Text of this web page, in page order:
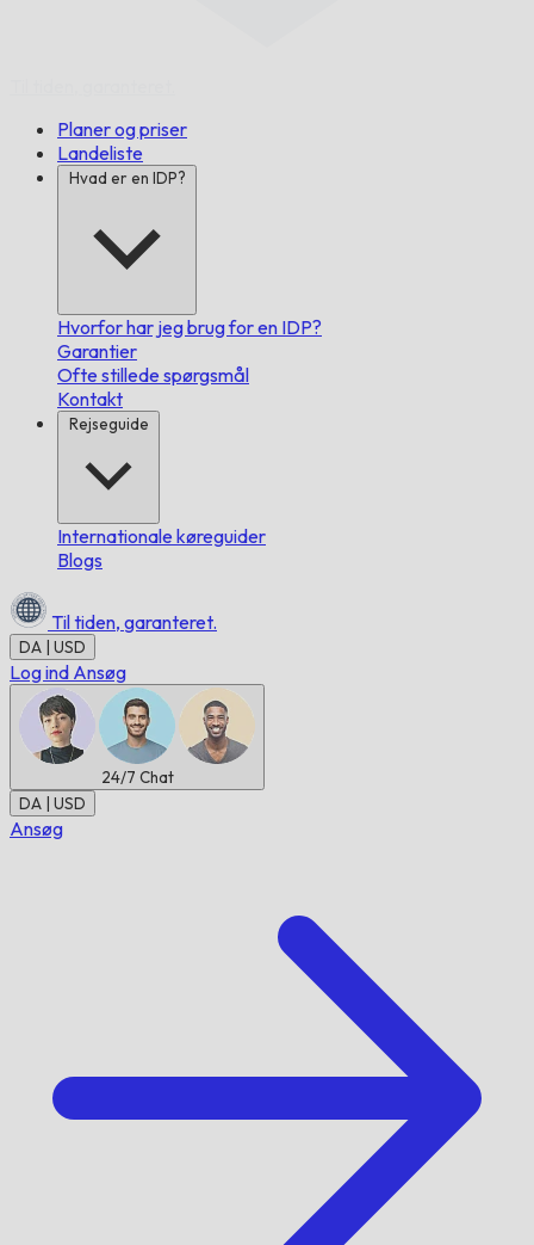
Planer og priser
Landeliste
Hvad er en IDP?
Hvorfor har jeg brug for en IDP?
Garantier
Ofte stillede spørgsmål
Kontakt
Rejseguide
Internationale køreguider
Blogs
Til tiden, garanteret.
DA | USD
Log ind Ansøg
24/7 Chat
DA | USD
Ansøg